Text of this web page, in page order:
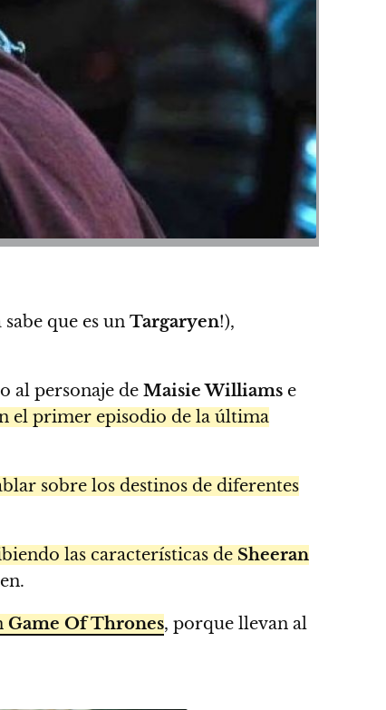
sabe que es un Targaryen!),
al personaje de Maisie Williams e
el primer episodio de la última
sobre los destinos de diferentes
las características de Sheeran
Game Of Thrones, porque llevan al